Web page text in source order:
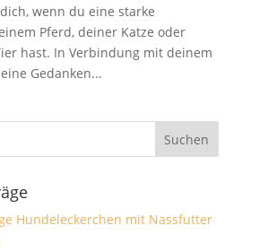
wenn du eine starke
Pferd, deiner Katze oder
hast. In Verbindung mit deinem
Gedanken...
Hundeleckerchen mit Nassfutter